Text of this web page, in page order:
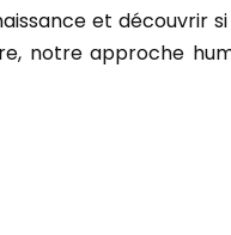
et découvrir
notre approche